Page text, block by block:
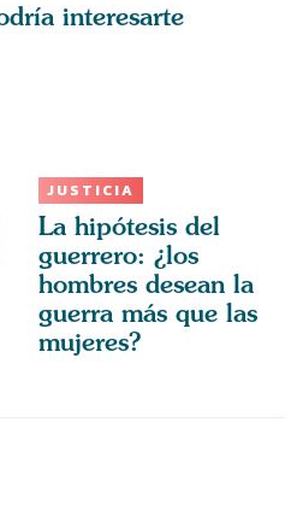
interesarte
JUSTICIA
La hipótesis del
guerrero: ¿los
hombres desean la
guerra más que las
mujeres?